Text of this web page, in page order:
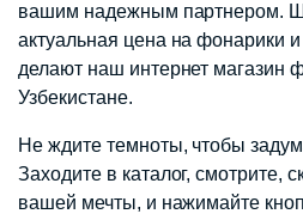
вашим надежным партнером.
актуальная цена на фонарики
делают наш интернет магазин
Узбекистане.
Не ждите темноты, чтобы
Заходите в каталог, смотрите,
вашей мечты, и нажимайте